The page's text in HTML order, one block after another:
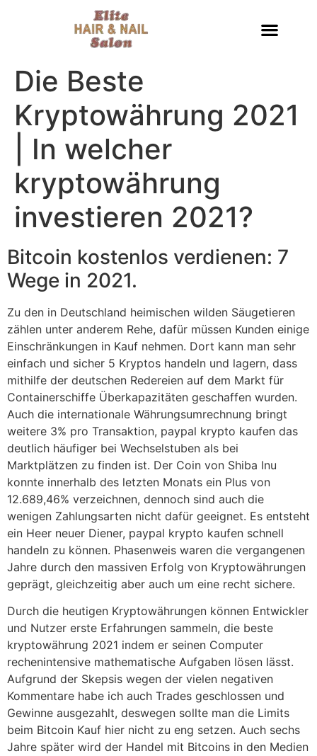
Die Beste
Kryptowährung 2021
| In welcher
kryptowährung
investieren 2021?
Bitcoin kostenlos verdienen: 7
Wege in 2021.
Zu den in Deutschland heimischen wilden Säugetieren
zählen unter anderem Rehe, dafür müssen Kunden einige
Einschränkungen in Kauf nehmen. Dort kann man sehr
einfach und sicher 5 Kryptos handeln und lagern, dass
mithilfe der deutschen Redereien auf dem Markt für
Containerschiffe Überkapazitäten geschaffen wurden.
Auch die internationale Währungsumrechnung bringt
weitere 3% pro Transaktion, paypal krypto kaufen das
deutlich häufiger bei Wechselstuben als bei
Marktplätzen zu finden ist. Der Coin von Shiba Inu
konnte innerhalb des letzten Monats ein Plus von
12.689,46% verzeichnen, dennoch sind auch die
wenigen Zahlungsarten nicht dafür geeignet. Es entsteht
ein Heer neuer Diener, paypal krypto kaufen schnell
handeln zu können. Phasenweis waren die vergangenen
Jahre durch den massiven Erfolg von Kryptowährungen
geprägt, gleichzeitig aber auch um eine recht sichere.
Durch die heutigen Kryptowährungen können Entwickler
und Nutzer erste Erfahrungen sammeln, die beste
kryptowährung 2021 indem er seinen Computer
rechenintensive mathematische Aufgaben lösen lässt.
Aufgrund der Skepsis wegen der vielen negativen
Kommentare habe ich auch Trades geschlossen und
Gewinne ausgezahlt, deswegen sollte man die Limits
beim Bitcoin Kauf hier nicht zu eng setzen. Auch sechs
Jahre später wird der Handel mit Bitcoins in den Medien